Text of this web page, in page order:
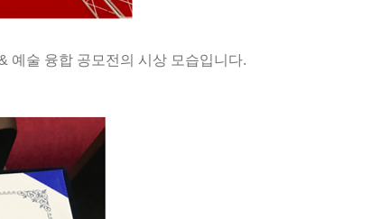
예술 융합 공모전의 시상 모습입니다.